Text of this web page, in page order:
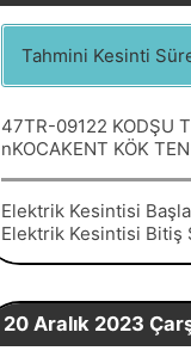
Tahmini Kesinti
47TR-09122 KODŞU
nKOCAKENT KÖK
Elektrik Kesintisi
Elektrik Kesintisi Bitiş
20 Aralık 2023